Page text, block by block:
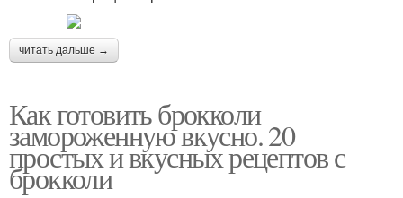
читать дальше →
Как готовить брокколи
замороженную вкусно. 20
простых и вкусных рецептов с
брокколи